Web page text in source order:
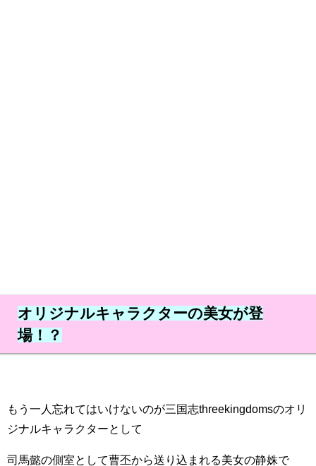
オリジナルキャラクターの美女が登
場！？
もう一人忘れてはいけないのが三国志threekingdomsのオリ
ジナルキャラクターとして
司馬懿の側室として曹丕から送り込まれる美女の静姝で